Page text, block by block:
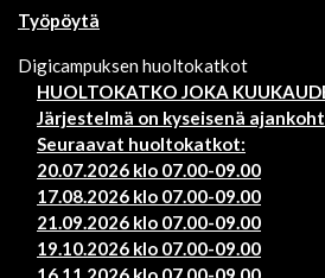
Työpöytä
Digicampuksen huoltokatkot
HUOLTOKATKO JOKA
Järjestelmä on kyseisenä
Seuraavat huoltokatkot:
20.07.2026 klo 07.00-09.00
17.08.2026 klo 07.00-09.00
21.09.2026 klo 07.00-09.00
19.10.2026 klo 07.00-09.00